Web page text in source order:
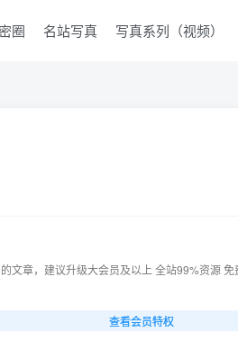
圈 名站写真 写真系列（视频）
文章，建议升级大会员及以上 全站99%资源
查看会员特权